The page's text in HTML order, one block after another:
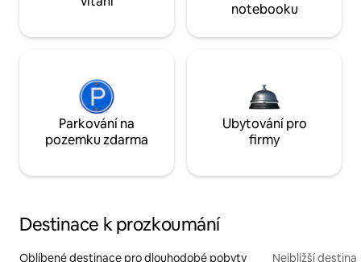
notebooku
Parkování na
pozemku zdarma
Ubytování pro
firmy
Destinace k prozkoumání
Oblíbené destinace pro dlouhodobé pobyty Nejbližší